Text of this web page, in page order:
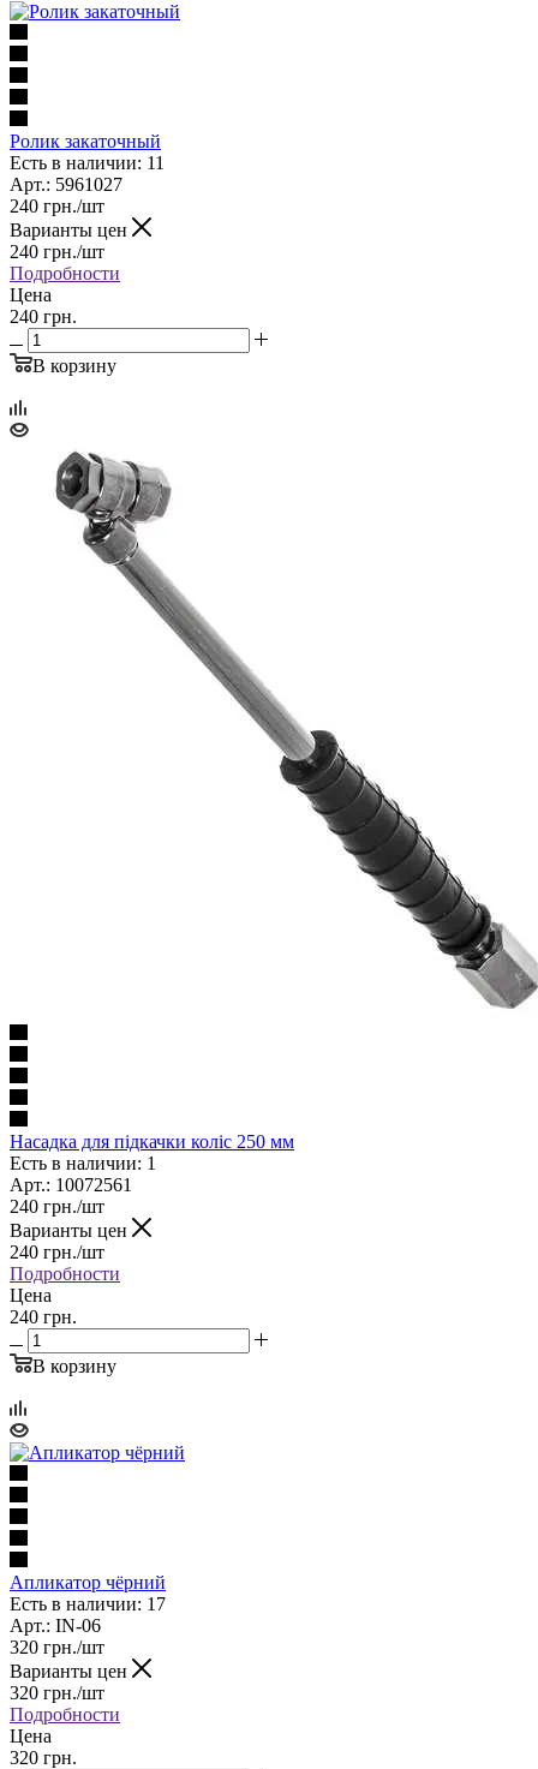
Ролик закаточный
Есть в наличии: 11
Арт.: 5961027
240 грн./шт
Варианты цен
240 грн./шт
Подробности
Цена
240 грн.
В корзину
Насадка для підкачки коліс 250 мм
Есть в наличии: 1
Арт.: 10072561
240 грн./шт
Варианты цен
240 грн./шт
Подробности
Цена
240 грн.
В корзину
Апликатор чёрний
Есть в наличии: 17
Арт.: IN-06
320 грн./шт
Варианты цен
320 грн./шт
Подробности
Цена
320 грн.